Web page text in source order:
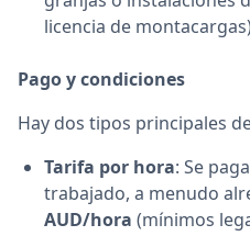
licencia de
Pago y condiciones
Hay dos tipos principales
Tarifa por hora: Se
trabajado, a menudo
AUD/hora (mínimos